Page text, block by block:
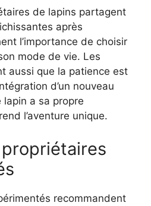
de lapins partagent
après
l’importance de choisir
mode de vie. Les
aussi que la patience est
d’un nouveau
lapin a sa propre
l’aventure unique.
recommandent